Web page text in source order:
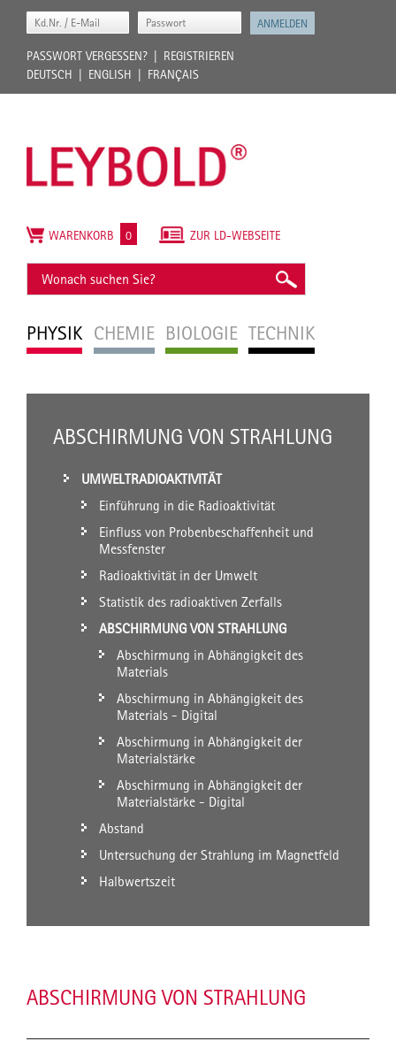
PASSWORT VERGESSEN?
REGISTRIEREN
DEUTSCH
ENGLISH FRANÇAIS
PHYSIK CHEMIE BIOLOGIE TECHNIK
ZUR LD-WEBSEITE
WARENKORB 0
ABSCHIRMUNG VON STRAHLUNG
UMWELTRADIOAKTIVITÄT
Einführung in die Radioaktivität
Einfluss von Probenbeschaffenheit und
Messfenster
Radioaktivität in der Umwelt
Statistik des radioaktiven Zerfalls
ABSCHIRMUNG VON STRAHLUNG
Abschirmung in Abhängigkeit des
Materials
Abschirmung in Abhängigkeit des
Materials - Digital
Abschirmung in Abhängigkeit der
Materialstärke
Abschirmung in Abhängigkeit der
Materialstärke - Digital
Abstand
Untersuchung der Strahlung im Magnetfeld
Halbwertszeit
ABSCHIRMUNG VON STRAHLUNG